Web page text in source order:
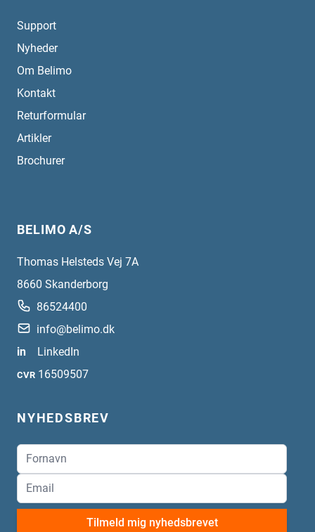
Support
Nyheder
Om Belimo
Kontakt
Returformular
Artikler
Brochurer
BELIMO A/S
Thomas Helsteds Vej 7A
8660 Skanderborg
86524400
info@belimo.dk
in
LinkedIn
CVR 16509507
NYHEDSBREV
Tilmeld mig nyhedsbrevet